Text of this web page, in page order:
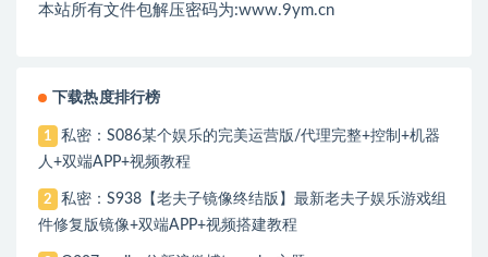
本站所有文件包解压密码为:www.9ym.cn
下载热度排行榜
1
私密：S086某个娱乐的完美运营版/代理完整+控制+机器
人+双端APP+视频教程
2
私密：S938【老夫子镜像终结版】最新老夫子娱乐游戏组
件修复版镜像+双端APP+视频搭建教程